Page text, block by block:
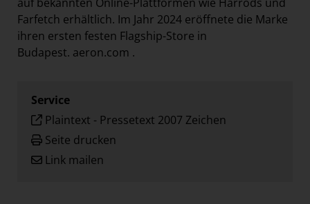
Farfetch erhältlich. Im Jahr 2024 eröffnete die Marke
ihren ersten festen Flagship-Store in
Budapest. aeron.com .
Service
Plaintext - Pressetext 2007 Zeichen
Seite drucken
Link mailen